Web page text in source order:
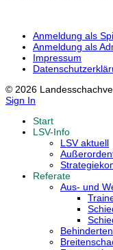
Anmeldung als
Anmeldung als
Impressum
© 2026
Sign In
Start
LSV-Info
LSV aktuell
Referate
Aus- und